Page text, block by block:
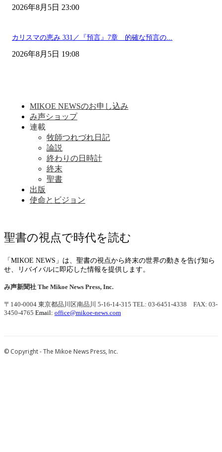
2026年8月5日 23:00
カリスマの恵み 331／『預言』7章 的確な預言の...
2026年8月5日 19:08
MIKOE NEWSのお申し込み
み声ショップ
連載
牧師つれづれ日記
論説
終わりの日時計
終末
聖書
出版
使命とビジョン
聖書の視点で時代を読む
「MIKOE NEWS」は、聖書の視点から終末の世界の動きを告げ知ら
せ、リバイバルに即応した情報を提供します。
み声新聞社 The Mikoe News Press, Inc.
〒140-0004 東京都品川区南品川 5-16-14-315 TEL: 03-6451-4338 FAX: 03-
3450-4765 Email: office@mikoe-news.com
© Copyright - The Mikoe News Press, Inc.